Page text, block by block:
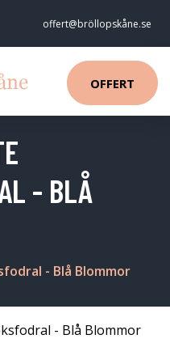
offert@bröllopskåne.se
OFFERT
- BLÅ
- Blå Blommor